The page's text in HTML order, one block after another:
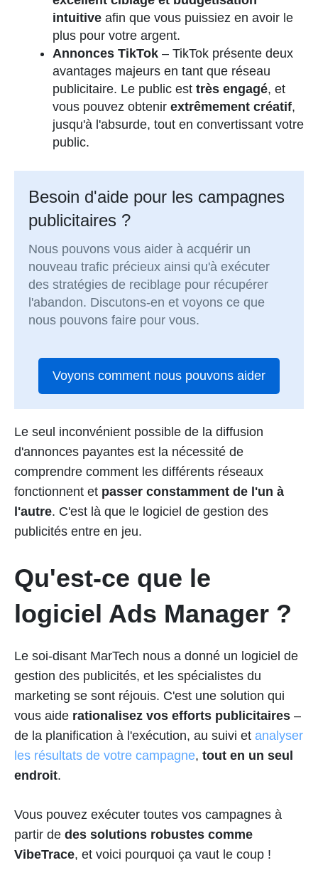
intuitive afin que vous puissiez en avoir le
plus pour votre argent.
Annonces TikTok – TikTok présente deux
avantages majeurs en tant que réseau
publicitaire. Le public est très engagé, et
vous pouvez obtenir extrêmement créatif,
jusqu'à l'absurde, tout en convertissant votre
public.
Besoin d'aide pour les campagnes
publicitaires ?
Nous pouvons vous aider à acquérir un
nouveau trafic précieux ainsi qu'à exécuter
des stratégies de reciblage pour récupérer
l'abandon. Discutons-en et voyons ce que
nous pouvons faire pour vous.
Voyons comment nous pouvons aider
Le seul inconvénient possible de la diffusion
d'annonces payantes est la nécessité de
comprendre comment les différents réseaux
fonctionnent et passer constamment de l'un à
l'autre. C'est là que le logiciel de gestion des
publicités entre en jeu.
Qu'est-ce que le
logiciel Ads Manager ?
Le soi-disant MarTech nous a donné un logiciel de
gestion des publicités, et les spécialistes du
marketing se sont réjouis. C'est une solution qui
vous aide rationalisez vos efforts publicitaires –
de la planification à l'exécution, au suivi et analyser
les résultats de votre campagne, tout en un seul
endroit.
Vous pouvez exécuter toutes vos campagnes à
partir de des solutions robustes comme
VibeTrace, et voici pourquoi ça vaut le coup !